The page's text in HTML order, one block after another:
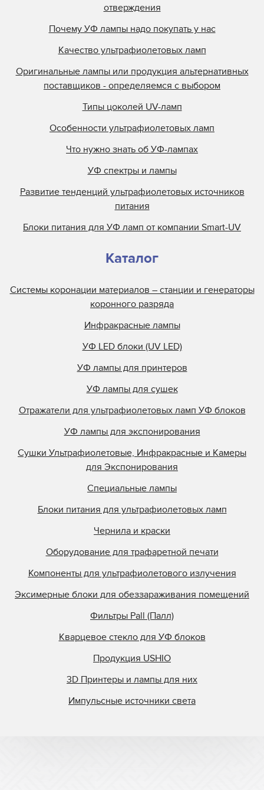
отверждения
Почему УФ лампы надо покупать у нас
Качество ультрафиолетовых ламп
Оригинальные лампы или продукция альтернативных
поставщиков - определяемся с выбором
Типы цоколей UV-ламп
Особенности ультрафиолетовых ламп
Что нужно знать об УФ-лампах
УФ спектры и лампы
Развитие тенденций ультрафиолетовых источников
питания
Блоки питания для УФ ламп от компании Smart-UV
Каталог
Системы коронации материалов – станции и генераторы
коронного разряда
Инфракрасные лампы
УФ LED блоки (UV LED)
УФ лампы для принтеров
УФ лампы для сушек
Отражатели для ультрафиолетовых ламп УФ блоков
УФ лампы для экспонирования
Сушки Ультрафиолетовые, Инфракрасные и Камеры
для Экспонирования
Специальные лампы
Блоки питания для ультрафиолетовых ламп
Чернила и краски
Оборудование для трафаретной печати
Компоненты для ультрафиолетового излучения
Эксимерные блоки для обеззараживания помещений
Фильтры Pall (Палл)
Кварцевое стекло для УФ блоков
Продукция USHIO
3D Принтеры и лампы для них
Импульсные источники света